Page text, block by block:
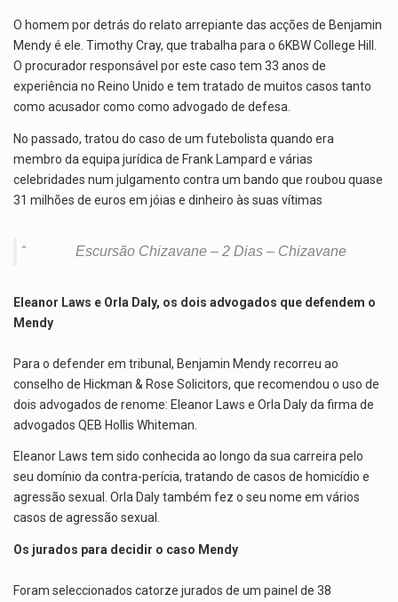
O homem por detrás do relato arrepiante das acções de Benjamin
Mendy é ele. Timothy Cray, que trabalha para o 6KBW College Hill.
O procurador responsável por este caso tem 33 anos de
experiência no Reino Unido e tem tratado de muitos casos tanto
como acusador como como advogado de defesa.
No passado, tratou do caso de um futebolista quando era
membro da equipa jurídica de Frank Lampard e várias
celebridades num julgamento contra um bando que roubou quase
31 milhões de euros em jóias e dinheiro às suas vítimas
Escursão Chizavane – 2 Dias – Chizavane
Eleanor Laws e Orla Daly, os dois advogados que defendem o
Mendy
Para o defender em tribunal, Benjamin Mendy recorreu ao
conselho de Hickman & Rose Solicitors, que recomendou o uso de
dois advogados de renome: Eleanor Laws e Orla Daly da firma de
advogados QEB Hollis Whiteman.
Eleanor Laws tem sido conhecida ao longo da sua carreira pelo
seu domínio da contra-perícia, tratando de casos de homicídio e
agressão sexual. Orla Daly também fez o seu nome em vários
casos de agressão sexual.
Os jurados para decidir o caso Mendy
Foram seleccionados catorze jurados de um painel de 38